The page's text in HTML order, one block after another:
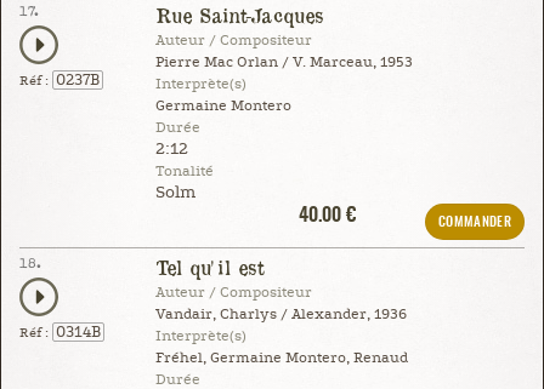
17.
Réf : 0237B
Rue Saint-Jacques
Auteur / Compositeur
Pierre Mac Orlan / V. Marceau, 1953
Interprète(s)
Germaine Montero
Durée
2:12
Tonalité
Solm
40.00 €
COMMANDER
18.
Réf : 0314B
Tel qu'il est
Auteur / Compositeur
Vandair, Charlys / Alexander, 1936
Interprète(s)
Fréhel, Germaine Montero, Renaud
Durée